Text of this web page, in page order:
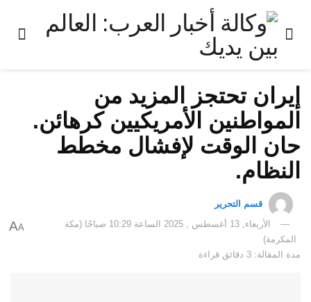
إيران تحتجز المزيد من
المواطنين الأمريكيين كرهائن.
حان الوقت لإفشال مخطط
النظام.
قسم التحرير
الأربعاء, 13 أغسطس , 2025 الساعة 10:29 صباحًا (مكة
المكرمة)
مدة المقالة: 3 دقائق قراءة
A
A